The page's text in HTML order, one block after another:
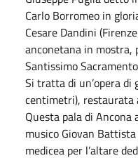
Carlo Borromeo in
Cesare Dandini
anconetana in mostra,
Santissimo
Si tratta di un’opera
centimetri), restaurata
Questa pala di
musico Giovan
medicea per l’altare